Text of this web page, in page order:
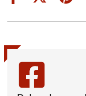
(Twitter)